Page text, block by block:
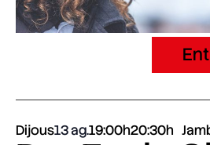
Dijous13 ag.19:00h20:30h